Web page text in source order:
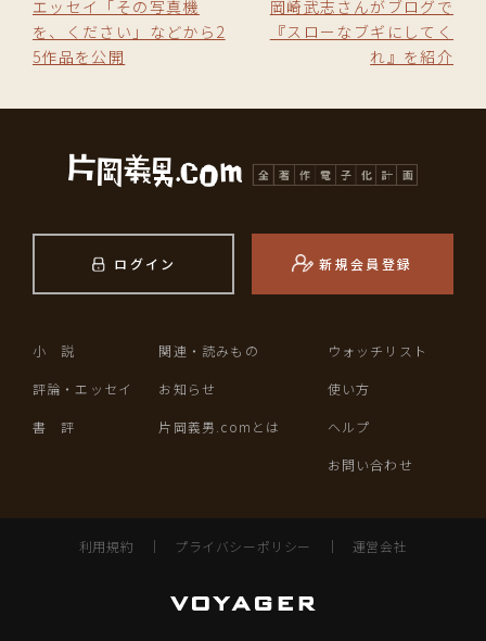
エッセイ「その写真機
を、ください」などから2
5作品を公開
岡崎武志さんがブログで
『スローなブギにしてく
れ』を紹介
ログイン 新規会員登録
小 説
評論・エッセイ
書 評
関連・読みもの
お知らせ
片岡義男.comとは
ウォッチリスト
使い方
ヘルプ
お問い合わせ
利用規約 ｜ プライバシーポリシー ｜ 運営会社